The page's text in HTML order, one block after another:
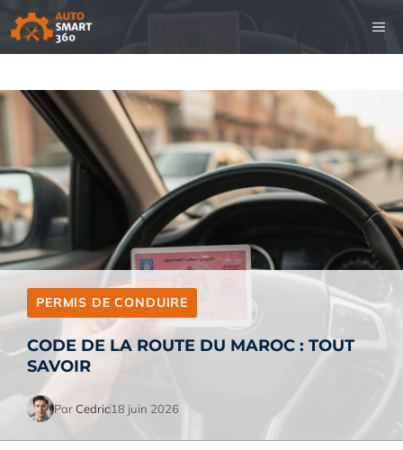
Aller
au
contenu
PERMIS DE CONDUIRE
CODE DE LA ROUTE DU MAROC : TOUT
SAVOIR
ParCedric18 juin 2026